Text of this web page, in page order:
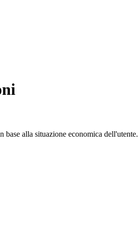
base alla situazione economica dell'utente.